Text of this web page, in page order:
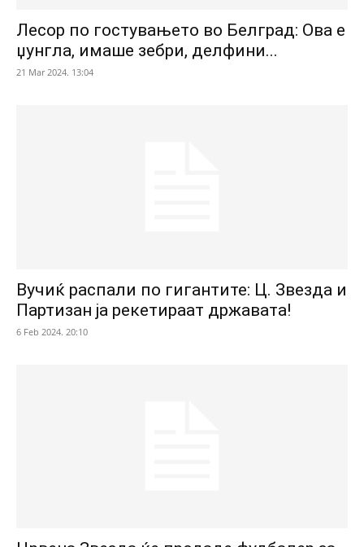
Лесор по гостувањето во Белград: Ова е
џунгла, имаше зебри, делфини...
21 Mar 2024. 13:04
Вучиќ распали по гигантите: Ц. Звезда и
Партизан ја рекетираат државата!
6 Feb 2024. 20:10